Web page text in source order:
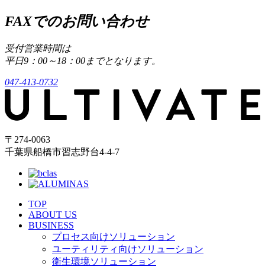
FAXでのお問い合わせ
受付営業時間は
平日9：00～18：00までとなります。
047-413-0732
〒274-0063
千葉県船橋市習志野台4-4-7
TOP
ABOUT US
BUSINESS
プロセス向けソリューション
ユーティリティ向けソリューション
衛生環境ソリューション